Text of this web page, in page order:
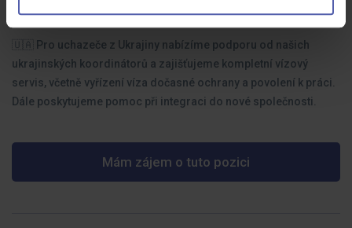
Termín nástupu: dle dohody, ihned
🇺🇦 Pro uchazeče z Ukrajiny nabízíme podporu od našich
ukrajinských koordinátorů a zajišťujeme kompletní vízový
servis, včetně vyřízení víza dočasné ochrany a povolení k práci.
Dále poskytujeme pomoc při integraci do nové společnosti.
Mám zájem o tuto pozici